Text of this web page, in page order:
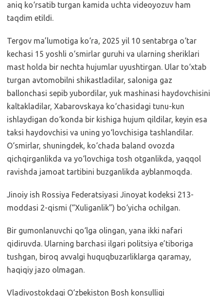
aniq ko‘rsatib turgan kamida uchta videoyozuv ham
taqdim etildi.
Tergov ma’lumotiga ko‘ra, 2025 yil 10 sentabrga o‘tar
kechasi 15 yoshli o‘smirlar guruhi va ularning sheriklari
mast holda bir nechta hujumlar uyushtirgan. Ular to‘xtab
turgan avtomobilni shikastladilar, saloniga gaz
ballonchasi sepib yubordilar, yuk mashinasi haydovchisini
kaltakladilar, Xabarovskaya ko‘chasidagi tunu-kun
ishlaydigan do‘konda bir kishiga hujum qildilar, keyin esa
taksi haydovchisi va uning yo‘lovchisiga tashlandilar.
O‘smirlar, shuningdek, ko‘chada baland ovozda
qichqirganlikda va yo‘lovchiga tosh otganlikda, yaqqol
ravishda jamoat tartibini buzganlikda ayblanmoqda.
Jinoiy ish Rossiya Federatsiyasi Jinoyat kodeksi 213-
moddasi 2-qismi (“Xuliganlik”) bo‘yicha ochilgan.
Bir gumonlanuvchi qo‘lga olingan, yana ikki nafari
qidiruvda. Ularning barchasi ilgari politsiya e’tiboriga
tushgan, biroq avvalgi huquqbuzarliklarga qaramay,
haqiqiy jazo olmagan.
Vladivostokdagi O‘zbekiston Bosh konsulligi